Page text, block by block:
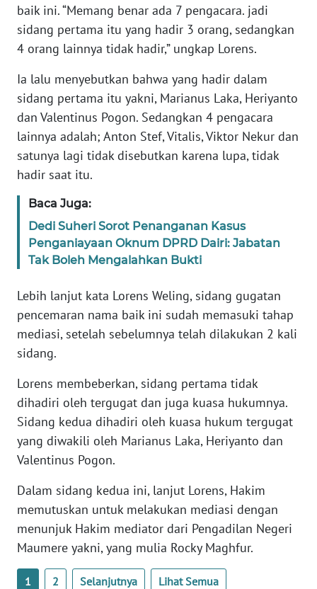
baik ini. “Memang benar ada 7 pengacara. jadi
sidang pertama itu yang hadir 3 orang, sedangkan
4 orang lainnya tidak hadir,” ungkap Lorens.
Ia lalu menyebutkan bahwa yang hadir dalam
sidang pertama itu yakni, Marianus Laka, Heriyanto
dan Valentinus Pogon. Sedangkan 4 pengacara
lainnya adalah; Anton Stef, Vitalis, Viktor Nekur dan
satunya lagi tidak disebutkan karena lupa, tidak
hadir saat itu.
Baca Juga:
Dedi Suheri Sorot Penanganan Kasus
Penganiayaan Oknum DPRD Dairi: Jabatan
Tak Boleh Mengalahkan Bukti
Lebih lanjut kata Lorens Weling, sidang gugatan
pencemaran nama baik ini sudah memasuki tahap
mediasi, setelah sebelumnya telah dilakukan 2 kali
sidang.
Lorens membeberkan, sidang pertama tidak
dihadiri oleh tergugat dan juga kuasa hukumnya.
Sidang kedua dihadiri oleh kuasa hukum tergugat
yang diwakili oleh Marianus Laka, Heriyanto dan
Valentinus Pogon.
Dalam sidang kedua ini, lanjut Lorens, Hakim
memutuskan untuk melakukan mediasi dengan
menunjuk Hakim mediator dari Pengadilan Negeri
Maumere yakni, yang mulia Rocky Maghfur.
1 2 Selanjutnya Lihat Semua
WN
PAPUA
WN
PAPUA
BARAT
WN
RIAU
SERAMBI
WN
JAMBI
WN
SULTRA
WN
WN
SULTENG
WN
SULBAR
WN
SUMBAR